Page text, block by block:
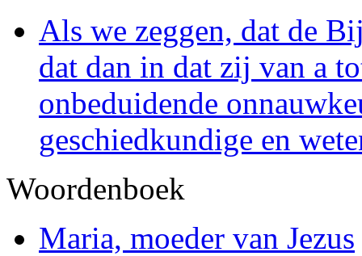
Als we zeggen, dat de
dat dan in dat zij van a
onbeduidende
geschiedkundige en
Woordenboek
Maria, moeder van Jezus